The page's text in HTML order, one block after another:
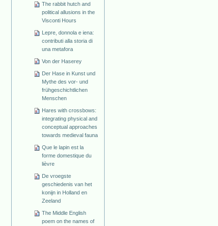
The rabbit hutch and
political allusions in the
Visconti Hours
Lepre, donnola e iena:
contributi alla storia di
una metafora
Von der Haserey
Der Hase in Kunst und
Mythe des vor- und
frühgeschichtlichen
Menschen
Hares with crossbows:
integrating physical and
conceptual approaches
towards medieval fauna
Que le lapin est la
forme domestique du
lièvre
De vroegste
geschiedenis van het
konijn in Holland en
Zeeland
The Middle English
poem on the names of